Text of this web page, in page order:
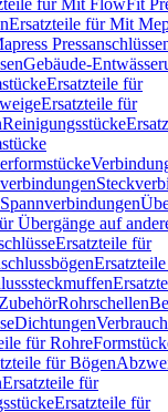
für Mit FlowFit
Ersatzteile für Mit
Gebäude-
Ersatzteile für
Ersatzteile für
Reinigungsstücke
Spannverbindungen
Übergänge auf
Ersatzteile für
ZubehörRohrschellen
Dichtungen
für Rohre
für Bögen
Ersatzteile für
Ersatzteile für